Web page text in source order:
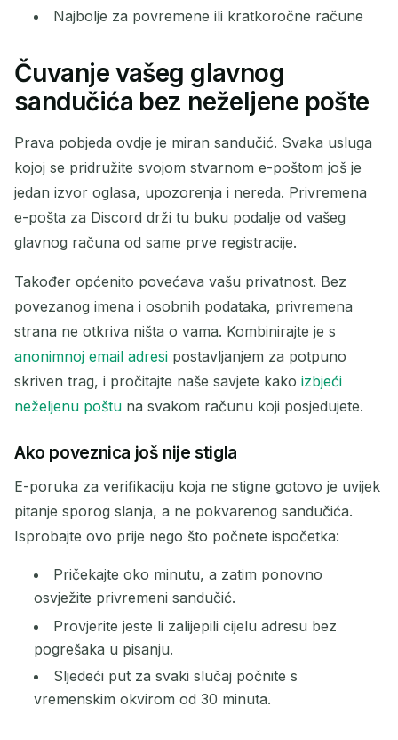
Najbolje za povremene ili kratkoročne račune
Čuvanje vašeg glavnog
sandučića bez neželjene pošte
Prava pobjeda ovdje je miran sandučić. Svaka usluga
kojoj se pridružite svojom stvarnom e-poštom još je
jedan izvor oglasa, upozorenja i nereda. Privremena
e-pošta za Discord drži tu buku podalje od vašeg
glavnog računa od same prve registracije.
Također općenito povećava vašu privatnost. Bez
povezanog imena i osobnih podataka, privremena
strana ne otkriva ništa o vama. Kombinirajte je s
anonimnoj email adresi postavljanjem za potpuno
skriven trag, i pročitajte naše savjete kako izbjeći
neželjenu poštu na svakom računu koji posjedujete.
Ako poveznica još nije stigla
E-poruka za verifikaciju koja ne stigne gotovo je uvijek
pitanje sporog slanja, a ne pokvarenog sandučića.
Isprobajte ovo prije nego što počnete ispočetka:
Pričekajte oko minutu, a zatim ponovno
osvježite privremeni sandučić.
Provjerite jeste li zalijepili cijelu adresu bez
pogrešaka u pisanju.
Sljedeći put za svaki slučaj počnite s
vremenskim okvirom od 30 minuta.